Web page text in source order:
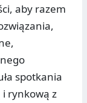
aby razem
spotkania
i rynkową z